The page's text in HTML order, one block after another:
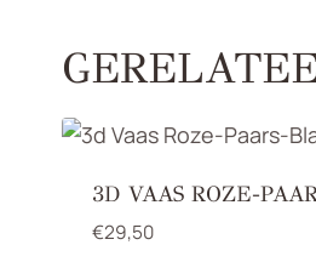
3D VAAS ROZE-
€29,50